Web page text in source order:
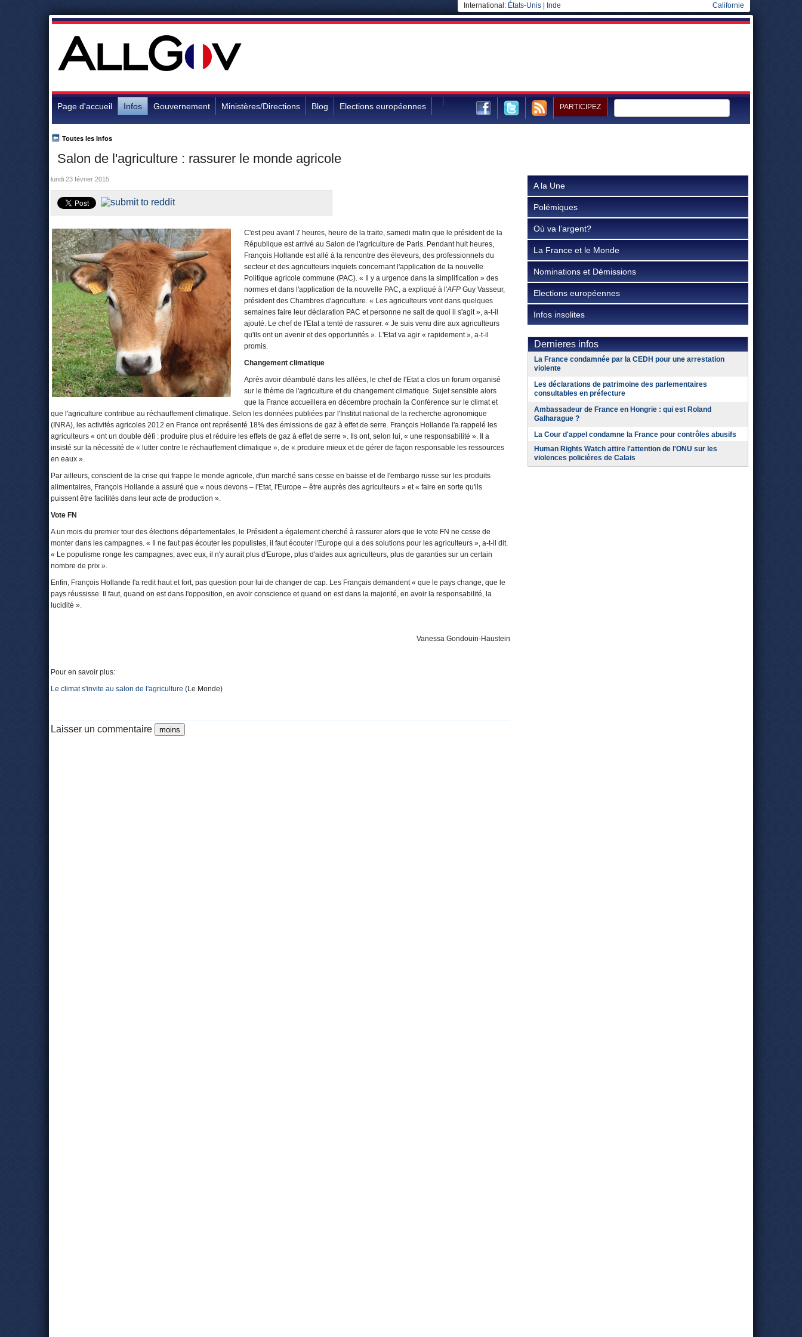
International: États-Unis Inde Californie
Page d'accueil Infos Gouvernement Ministères/Directions Blog Elections européennes PARTICIPEZ
Salon de l'agriculture : rassurer le monde agricole
Toutes les Infos
lundi 23 février 2015
C'est peu avant 7 heures, heure de la traite, samedi matin que le président de la
République est arrivé au Salon de l'agriculture de Paris. Pendant huit heures,
François Hollande est allé à la rencontre des éleveurs, des professionnels du
secteur et des agriculteurs inquiets concernant l'application de la nouvelle
Politique agricole commune (PAC). « Il y a urgence dans la simplification » des
normes et dans l'application de la nouvelle PAC, a expliqué à l'AFP Guy Vasseur,
président des Chambres d'agriculture. « Les agriculteurs vont dans quelques
semaines faire leur déclaration PAC et personne ne sait de quoi il s'agit », a-t-il
ajouté. Le chef de l'Etat a tenté de rassurer. « Je suis venu dire aux agriculteurs
qu'ils ont un avenir et des opportunités ». L'Etat va agir « rapidement », a-t-il
promis.
Changement climatique
Après avoir déambulé dans les allées, le chef de l'Etat a clos un forum organisé
sur le thème de l'agriculture et du changement climatique. Sujet sensible alors
que la France accueillera en décembre prochain la Conférence sur le climat et
que l'agriculture contribue au réchauffement climatique. Selon les données publiées par l'Institut national de la recherche agronomique
(INRA), les activités agricoles 2012 en France ont représenté 18% des émissions de gaz à effet de serre. François Hollande l'a rappelé les
agriculteurs « ont un double défi : produire plus et réduire les effets de gaz à effet de serre ». Ils ont, selon lui, « une responsabilité ». Il a
insisté sur la nécessité de « lutter contre le réchauffement climatique », de « produire mieux et de gérer de façon responsable les ressources
en eaux ».
Par ailleurs, conscient de la crise qui frappe le monde agricole, d'un marché sans cesse en baisse et de l'embargo russe sur les produits
alimentaires, François Hollande a assuré que « nous devons – l'Etat, l'Europe – être auprès des agriculteurs » et « faire en sorte qu'ils
puissent être facilités dans leur acte de production ».
Vote FN
A un mois du premier tour des élections départementales, le Président a également cherché à rassurer alors que le vote FN ne cesse de
monter dans les campagnes. « Il ne faut pas écouter les populistes, il faut écouter l'Europe qui a des solutions pour les agriculteurs », a-t-il dit.
« Le populisme ronge les campagnes, avec eux, il n'y aurait plus d'Europe, plus d'aides aux agriculteurs, plus de garanties sur un certain
nombre de prix ».
Enfin, François Hollande l'a redit haut et fort, pas question pour lui de changer de cap. Les Français demandent « que le pays change, que le
pays réussisse. Il faut, quand on est dans l'opposition, en avoir conscience et quand on est dans la majorité, en avoir la responsabilité, la
lucidité ».
Vanessa Gondouin-Haustein
Pour en savoir plus:
Le climat s'invite au salon de l'agriculture (Le Monde)
Laisser un commentaire
A la Une
Polémiques
Où va l’argent?
La France et le Monde
Nominations et Démissions
Elections européennes
Infos insolites
Dernieres infos
La France condamnée par la CEDH pour une arrestation
violente
Les déclarations de patrimoine des parlementaires
consultables en préfecture
Ambassadeur de France en Hongrie : qui est Roland
Galharague ?
La Cour d'appel condamne la France pour contrôles abusifs
Human Rights Watch attire l'attention de l'ONU sur les
violences policières de Calais